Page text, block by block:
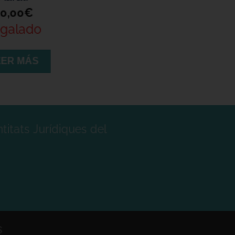
€
MÁS
Jurídiques del